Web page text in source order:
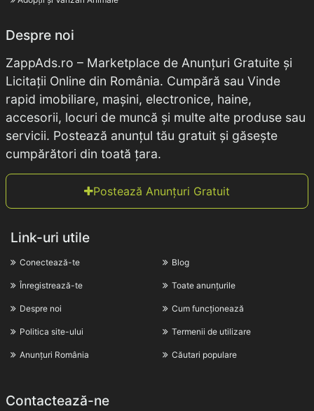
Despre noi
ZappAds.ro – Marketplace de Anunțuri Gratuite și
Licitații Online din România. Cumpără sau Vinde
rapid imobiliare, mașini, electronice, haine,
accesorii, locuri de muncă și multe alte produse sau
servicii. Postează anunțul tău gratuit și găsește
cumpărători din toată țara.
Postează Anunțuri Gratuit
Link-uri utile
Conectează-te
Înregistrează-te
Despre noi
Politica site-ului
Anunțuri România
Blog
Toate anunțurile
Cum funcționează
Termenii de utilizare
Căutari populare
Contactează-ne